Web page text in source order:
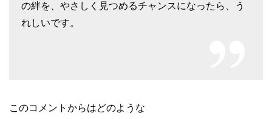
の絆を、やさしく見つめるチャンスになったら、う
れしいです。
このコメントからはどのような